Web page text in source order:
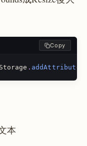
Copy
. addAttributes
本